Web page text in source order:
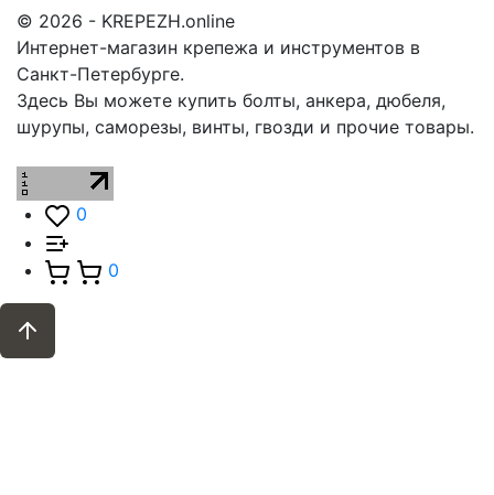
© 2026 - KREPEZH.online
Интернет-магазин крепежа и инструментов в
Санкт-Петербурге.
Здесь Вы можете купить болты, анкера, дюбеля,
шурупы, саморезы, винты, гвозди и прочие товары.
0
0